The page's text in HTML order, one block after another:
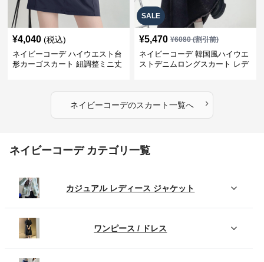
¥4,040 (税込)
ネイビーコーデ ハイウエスト台
形カーゴスカート 紐調整ミニ丈
SALE
¥5,470 ¥6080(割引前)
ネイビーコーデ 韓国風ハイウエ
ストデニムロングスカート レデ
ネイビーコーデのスカート一覧へ ›
ネイビーコーデ カテゴリ一覧
カジュアル レディース ジャケット
ワンピース / ドレス